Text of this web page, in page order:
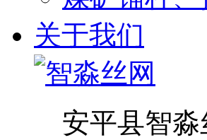
关于我们
安平县智淼